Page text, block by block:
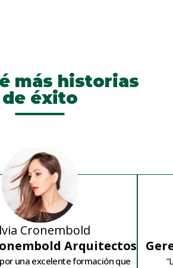
más historias
de éxito
Cronembold​
Arquitectos​
una excelente formación que